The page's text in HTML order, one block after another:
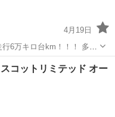
4月19日
期間は令和9年2月です。
エンジン
コットリミテッド オー